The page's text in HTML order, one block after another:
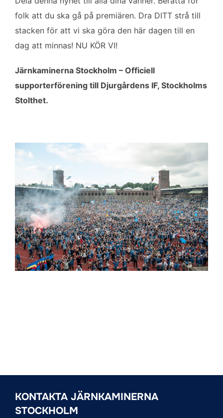
folk att du ska gå på premiären. Dra DITT strå till
stacken för att vi ska göra den här dagen till en
dag att minnas! NU KÖR VI!
Järnkaminerna Stockholm – Officiell
supporterförening till Djurgårdens IF, Stockholms
Stolthet.
KONTAKTA JÄRNKAMINERNA
STOCKHOLM